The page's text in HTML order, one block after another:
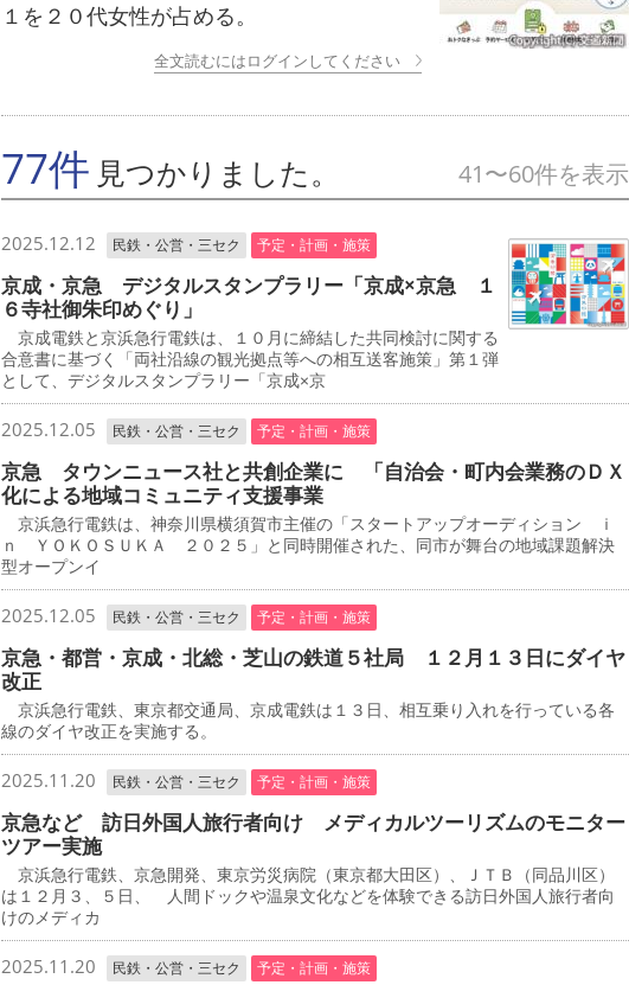
１を２０代女性が占める。
全文読むにはログインしてください
77件 見つかりました。 41〜60件を表示
2025.12.12 民鉄・公営・三セク 予定・計画・施策
京成・京急 デジタルスタンプラリー「京成×京急 １
６寺社御朱印めぐり」
京成電鉄と京浜急行電鉄は、１０月に締結した共同検討に関する
合意書に基づく「両社沿線の観光拠点等への相互送客施策」第１弾
として、デジタルスタンプラリー「京成×京
2025.12.05 民鉄・公営・三セク 予定・計画・施策
京急 タウンニュース社と共創企業に 「自治会・町内会業務のＤＸ
化による地域コミュニティ支援事業
京浜急行電鉄は、神奈川県横須賀市主催の「スタートアップオーディション ｉ
ｎ ＹＯＫＯＳＵＫＡ ２０２５」と同時開催された、同市が舞台の地域課題解決
型オープンイ
2025.12.05 民鉄・公営・三セク 予定・計画・施策
京急・都営・京成・北総・芝山の鉄道５社局 １２月１３日にダイヤ
改正
京浜急行電鉄、東京都交通局、京成電鉄は１３日、相互乗り入れを行っている各
線のダイヤ改正を実施する。
2025.11.20 民鉄・公営・三セク 予定・計画・施策
京急など 訪日外国人旅行者向け メディカルツーリズムのモニター
ツアー実施
京浜急行電鉄、京急開発、東京労災病院（東京都大田区）、ＪＴＢ（同品川区）
は１２月３、５日、 人間ドックや温泉文化などを体験できる訪日外国人旅行者向
けのメディカ
2025.11.20 民鉄・公営・三セク 予定・計画・施策